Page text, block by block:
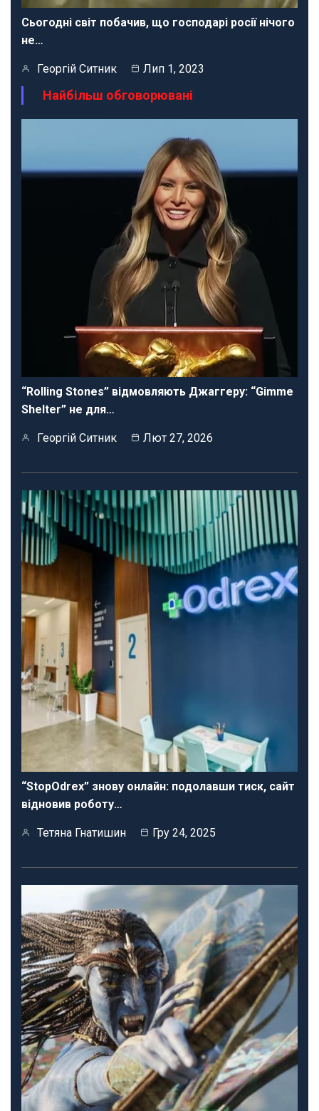
Сьогодні світ побачив, що господарі росії нічого
не…
Георгій Ситник Лип 1, 2023
Найбільш обговорювані
“Rolling Stones” відмовляють Джаггеру: “Gimme
Shelter” не для…
Георгій Ситник Лют 27, 2026
“StopOdrex” знову онлайн: подолавши тиск, сайт
відновив роботу…
Тетяна Гнатишин Гру 24, 2025